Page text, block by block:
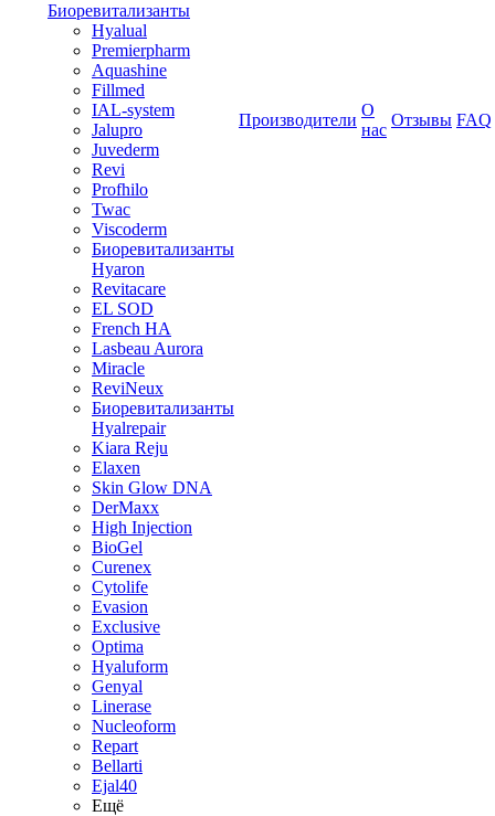
Биоревитализанты
Hyalual
Premierpharm
Aquashine
Fillmed
IAL-system
Jalupro
Juvederm
Revi
Profhilo
Twac
Viscoderm
Биоревитализанты
Hyaron
Revitacare
EL SOD
French HA
Lasbeau Aurora
Miracle
ReviNeux
Биоревитализанты
Hyalrepair
Kiara Reju
Elaxen
Skin Glow DNA
DerMaxx
High Injection
BioGel
Curenex
Cytolife
Evasion
Exclusive
Optima
Hyaluform
Genyal
Linerase
Nucleoform
Repart
Bellarti
Ejal40
Ещё
Производители
О
нас
Отзывы FAQ